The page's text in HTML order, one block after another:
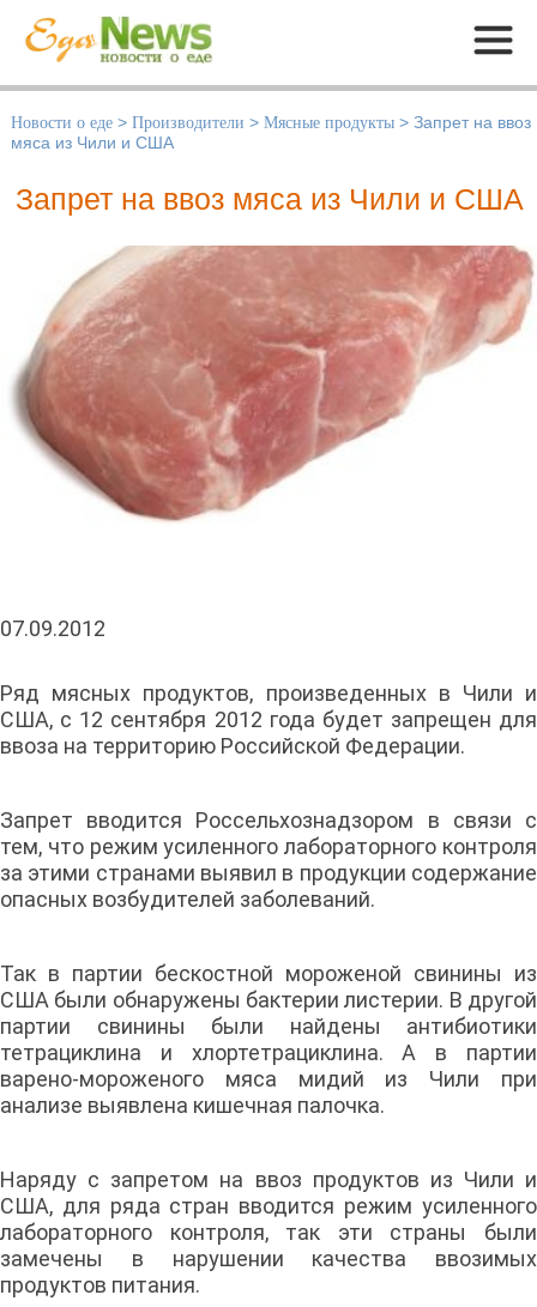
Меню
Новости о еде > Производители > Мясные продукты > Запрет на ввоз
мяса из Чили и США
Запрет на ввоз мяса из Чили и США
07.09.2012
Ряд мясных продуктов, произведенных в Чили и
США, с 12 сентября 2012 года будет запрещен для
ввоза на территорию Российской Федерации.
Запрет вводится Россельхознадзором в связи с
тем, что режим усиленного лабораторного контроля
за этими странами выявил в продукции содержание
опасных возбудителей заболеваний.
Так в партии бескостной мороженой свинины из
США были обнаружены бактерии листерии. В другой
партии свинины были найдены антибиотики
тетрациклина и хлортетрациклина. А в партии
варено-мороженого мяса мидий из Чили при
анализе выявлена кишечная палочка.
Наряду с запретом на ввоз продуктов из Чили и
США, для ряда стран вводится режим усиленного
лабораторного контроля, так эти страны были
замечены в нарушении качества ввозимых
продуктов питания.